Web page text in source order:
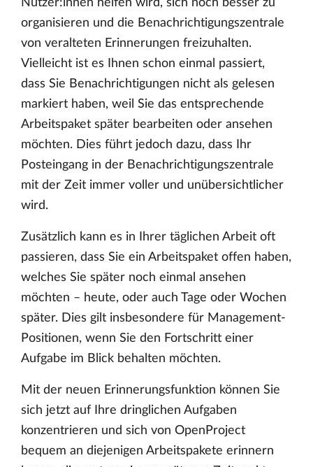
Nutzer:innen helfen wird, sich noch besser zu
organisieren und die Benachrichtigungszentrale
von veralteten Erinnerungen freizuhalten.
Vielleicht ist es Ihnen schon einmal passiert,
dass Sie Benachrichtigungen nicht als gelesen
markiert haben, weil Sie das entsprechende
Arbeitspaket später bearbeiten oder ansehen
möchten. Dies führt jedoch dazu, dass Ihr
Posteingang in der Benachrichtigungszentrale
mit der Zeit immer voller und unübersichtlicher
wird.
Zusätzlich kann es in Ihrer täglichen Arbeit oft
passieren, dass Sie ein Arbeitspaket offen haben,
welches Sie später noch einmal ansehen
möchten – heute, oder auch Tage oder Wochen
später. Dies gilt insbesondere für Management-
Positionen, wenn Sie den Fortschritt einer
Aufgabe im Blick behalten möchten.
Mit der neuen Erinnerungsfunktion können Sie
sich jetzt auf Ihre dringlichen Aufgaben
konzentrieren und sich von OpenProject
bequem an diejenigen Arbeitspakete erinnern